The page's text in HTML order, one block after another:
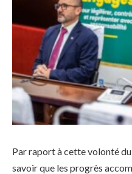
Par raport à cette volonté
savoir que les progrès